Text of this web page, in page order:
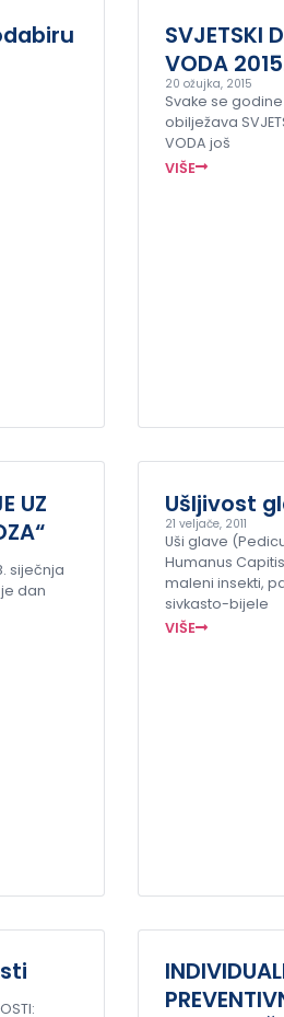
SVJETSKI
VODA
20 ožujka, 2015
Svake se godine
obilježava
VODA još
VIŠE
UZ
siječnja
dan
Ušljivost
21 veljače, 2011
Uši glave
Humanus
maleni insekti,
sivkasto-bijele
VIŠE